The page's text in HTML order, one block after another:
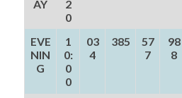
AY
2
0
EVE
NIN
G
1
0:
0
0
03
4
385
57
7
98
8